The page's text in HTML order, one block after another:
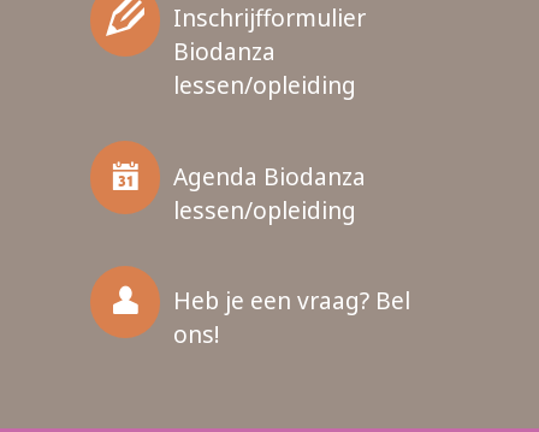
Inschrijfformulier
Biodanza
lessen/opleiding
Agenda Biodanza
lessen/opleiding
Heb je een vraag? Bel
ons!